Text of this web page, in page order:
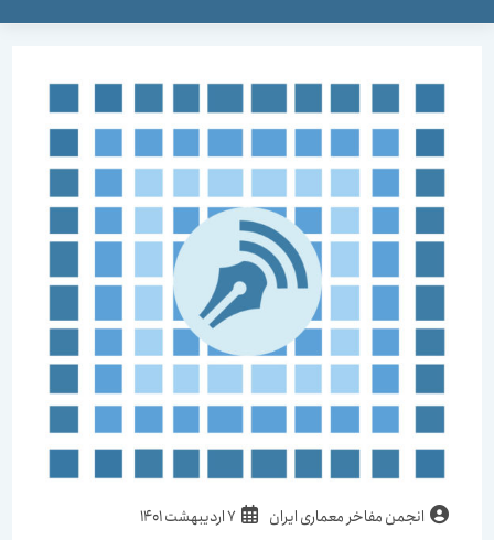
انجمن مفاخر معماری ایران 7 اردیبهشت 1401